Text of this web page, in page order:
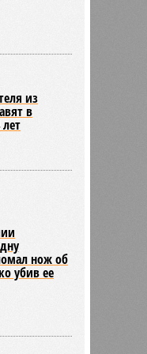
из
в
нож об
убив ее